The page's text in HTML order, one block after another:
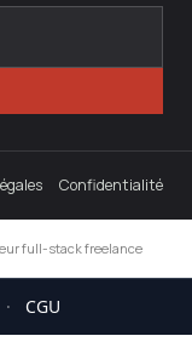
Confidentialité
full-stack freelance
· CGU